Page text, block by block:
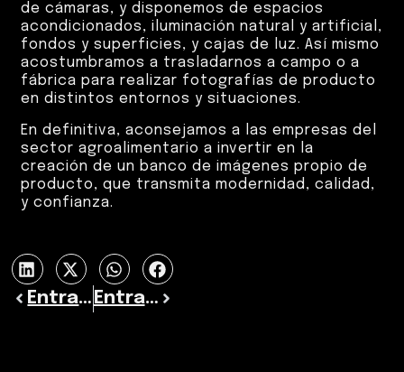
de cámaras, y disponemos de espacios
acondicionados, iluminación natural y artificial,
fondos y superficies, y cajas de luz. Así mismo
acostumbramos a trasladarnos a campo o a
fábrica para realizar fotografías de producto
en distintos entornos y situaciones.
En definitiva, aconsejamos a las empresas del
sector agroalimentario a invertir en la
creación de un banco de imágenes propio de
producto, que transmita modernidad, calidad,
y confianza.
Entrada previa Entrada siguiente